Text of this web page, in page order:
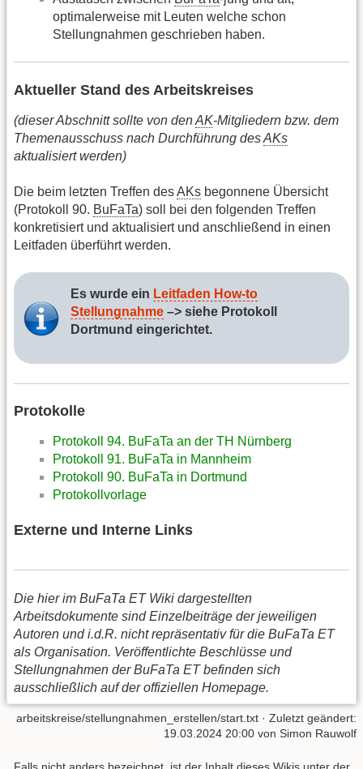
optimalerweise mit Leuten welche schon
Stellungnahmen geschrieben haben.
Aktueller Stand des Arbeitskreises
(dieser Abschnitt sollte von denAK-Mitgliedern bzw. dem
Themenausschuss nach Durchführung desAKs
aktualisiert werden)
Die beim letzten Treffen desAKs begonnene Übersicht
(Protokoll 90. BuFaTa) soll bei den folgenden Treffen
konkretisiert und aktualisiert und anschließend in einen
Leitfaden überführt werden.
Es wurde ein Leitfaden How-to
Stellungnahme –> siehe Protokoll
Dortmund eingerichtet.
Protokolle
Protokoll 94. BuFaTa an der TH Nürnberg
Protokoll 91. BuFaTa in Mannheim
Protokoll 90. BuFaTa in Dortmund
Protokollvorlage
Externe und Interne Links
Die hier im BuFaTa ET Wiki dargestellten
Arbeitsdokumente sind Einzelbeiträge der jeweiligen
Autoren und i.d.R. nicht repräsentativ für die BuFaTa ET
als Organisation. Veröffentlichte Beschlüsse und
Stellungnahmen der BuFaTa ET befinden sich
ausschließlich auf der offiziellen Homepage.
arbeitskreise/stellungnahmen_erstellen/start.txt · Zuletzt geändert:
19.03.2024 20:00 von Simon Rauwolf